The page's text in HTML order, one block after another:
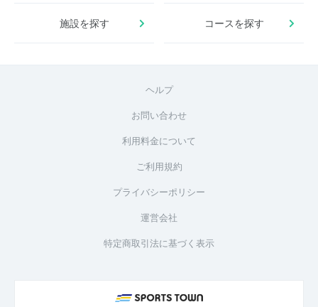
施設を探す コースを探す
ヘルプ
お問い合わせ
利用料金について
ご利用規約
プライバシーポリシー
運営会社
特定商取引法に基づく表示